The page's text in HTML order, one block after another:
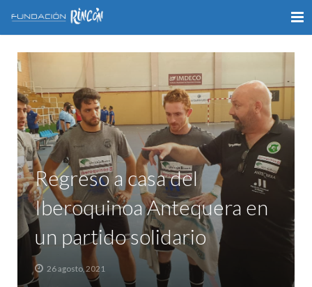
INICIO
LA FUNDACIÓN
APOYO AL DEPORTE
GALERÍA
VÍDEOS
COLABORA
CONTACTO
Regreso a casa del
Iberoquinoa Antequera en
un partido solidario
26 agosto, 2021